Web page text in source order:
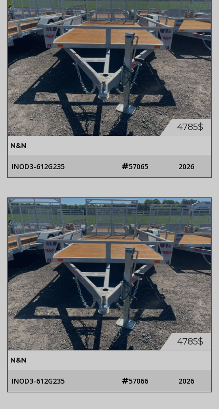
4785$
N&N
INOD3-612G235 57065 2026
4785$
N&N
INOD3-612G235 57066 2026